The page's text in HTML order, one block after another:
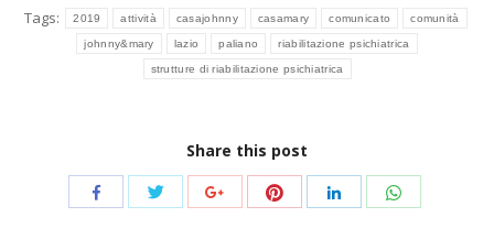
Tags:
2019 attività casajohnny casamary comunicato comunità
johnny&mary lazio paliano riabilitazione psichiatrica
strutture di riabilitazione psichiatrica
Share this post
Share
Share